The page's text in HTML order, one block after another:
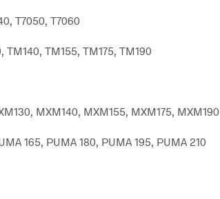
T7050, T7060
TM140, TM155, TM175, TM190
MXM140, MXM155, MXM175, MXM190
165, PUMA 180, PUMA 195, PUMA 210